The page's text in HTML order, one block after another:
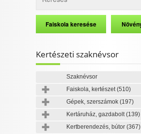
Kertészeti szaknévsor
Szaknévsor
Faiskola, kertészet(510)
Gépek, szerszámok (197)
Kertáruház, gazdabolt(139)
Kertberendezés, bútor (367)